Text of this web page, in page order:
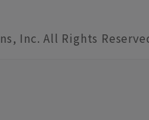
Inc. All Rights